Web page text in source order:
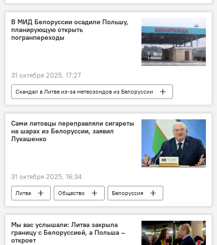
Скандал в Литве из-за метеозондов из Белоруссии
Общество
государственная граница
граница
перевозчики Linava
В МИД Белоруссии осадили Польшу,
планирующую открыть
погранпереходы
31 октября 2025, 17:27
Скандал в Литве из-за метеозондов из Белоруссии
Литва
Польша
Белоруссия
Сами литовцы переправляли сигареты
на шарах из Белоруссии, заявил
Лукашенко
31 октября 2025, 16:34
Литва Общество
Белоруссия
государственная граница
граница
Александр Лукашенко
Скандал в Литве из-за метеозондов из Белоруссии
Мы вас услышали: Литва закрыла
границу с Белоруссией, а Польша –
откроет